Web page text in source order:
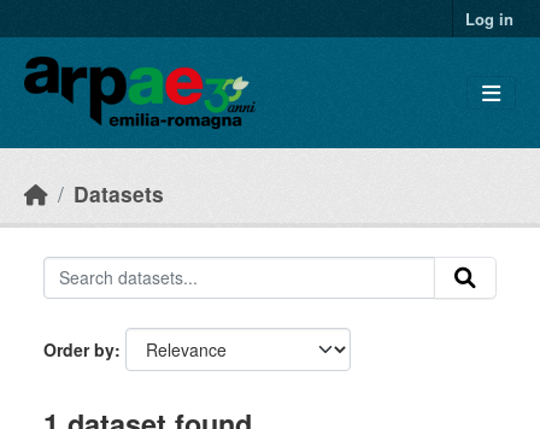
Log in
Datasets
Order by